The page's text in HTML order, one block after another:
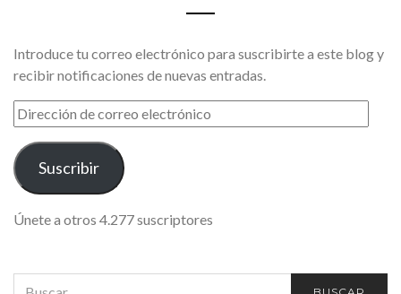
Introduce tu correo electrónico para suscribirte a este blog y
recibir notificaciones de nuevas entradas.
DIRECCIÓN
DE
CORREO
ELECTRÓNICO
Suscribir
Únete a otros 4.277 suscriptores